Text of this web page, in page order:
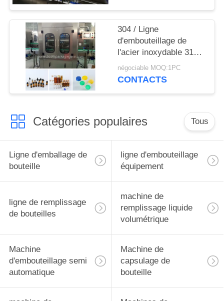
PRIVACY
POLICY
304 / Ligne
d'embouteillage de
l'acier inoxydable 316
garantie de Monthes de
l'équipement 12
négociable MOQ:1PC
CONTACTS
Catégories populaires Tous
Ligne d'emballage de
bouteille
ligne d'embouteillage
équipement
ligne de remplissage
de bouteilles
machine de
remplissage liquide
volumétrique
Machine
d'embouteillage semi
automatique
Machine de
capsulage de
bouteille